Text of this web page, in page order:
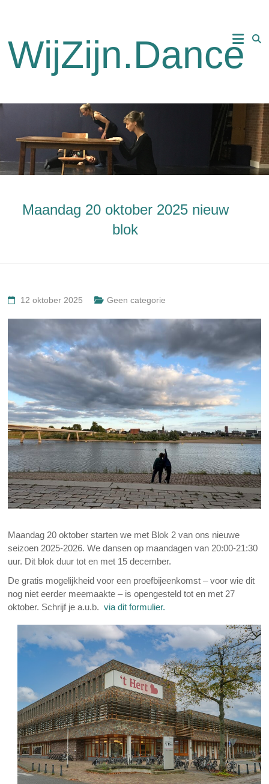
inhoud
WijZijn.Dance
Maandag 20 oktober 2025 nieuw
blok
12 oktober 2025 Geen categorie
Maandag 20 oktober starten we met Blok 2 van ons nieuwe
seizoen 2025-2026. We dansen op maandagen van 20:00-21:30
uur. Dit blok duur tot en met 15 december.
De gratis mogelijkheid voor een proefbijeenkomst – voor wie dit
nog niet eerder meemaakte – is opengesteld tot en met 27
oktober. Schrijf je a.u.b.via dit formulier.